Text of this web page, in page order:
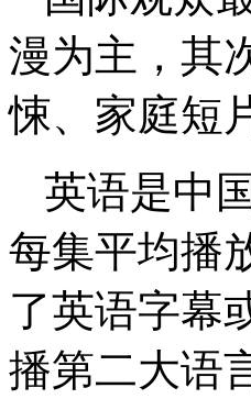
漫为主，其
悚、家庭短
英语是中
每集平均播
了英语字幕
播第二大语